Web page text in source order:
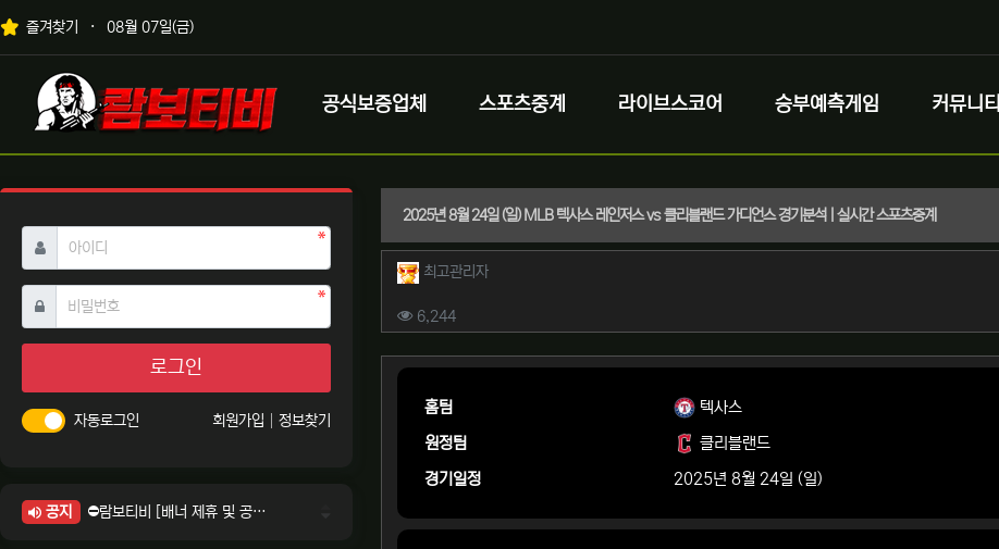
상단 네비
즐겨찾기 08월 07일(금)
메인 메뉴
로고
공식보증업체 스포츠중계 라이브스코어 승부예측게임 커뮤니티
2025년 8월 24일 (일) MLB 텍사스 레인저스 vs 클리블랜드 가디언스 경기분석 | 실시간 스포츠중계
작성자 정보
최고관리자작성
컨텐츠 정보
6,244조회
본문
홈팀
텍사스
원정팀
클리블랜드
경기일정
2025년 8월 24일 (일)
아이디 필수
비밀번호필수
로그인
자동로그인 회원가입 정보찾기
공지
⛔람보티비 [배너 제휴 및 공식 입점 문의 안내]